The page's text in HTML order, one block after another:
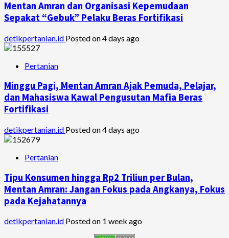
Mentan Amran dan Organisasi Kepemudaan
Sepakat “Gebuk” Pelaku Beras Fortifikasi
detikpertanian.id Posted on 4 days ago
Pertanian
Minggu Pagi, Mentan Amran Ajak Pemuda, Pelajar,
dan Mahasiswa Kawal Pengusutan Mafia Beras
Fortifikasi
detikpertanian.id Posted on 4 days ago
Pertanian
Tipu Konsumen hingga Rp2 Triliun per Bulan,
Mentan Amran: Jangan Fokus pada Angkanya, Fokus
pada Kejahatannya
detikpertanian.id Posted on 1 week ago